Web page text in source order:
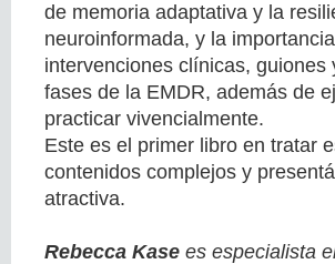
de memoria adaptativa y la
neuroinformada, y la
intervenciones clínicas,
fases de la EMDR, además de
practicar vivencialmente.
Este es el primer libro en tratar
contenidos complejos y
atractiva.
Rebecca Kase es especialista